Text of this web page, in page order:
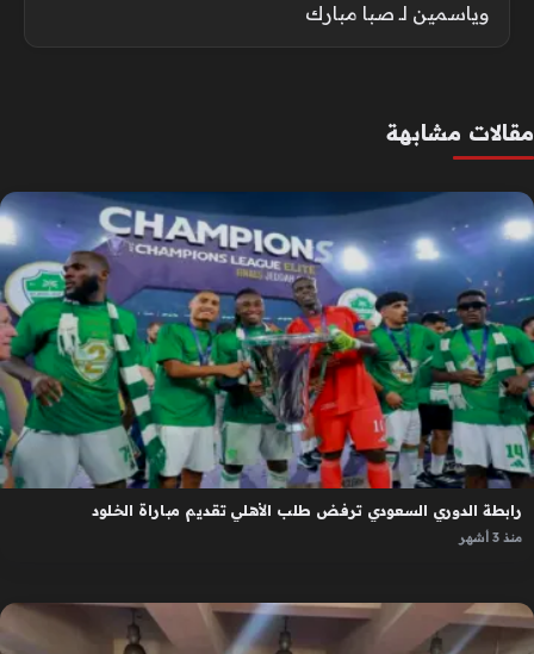
وياسمين لـ صبا مبارك
مقالات مشابهة
رابطة الدوري السعودي ترفض طلب الأهلي تقديم مباراة الخلود
منذ 3 أشهر